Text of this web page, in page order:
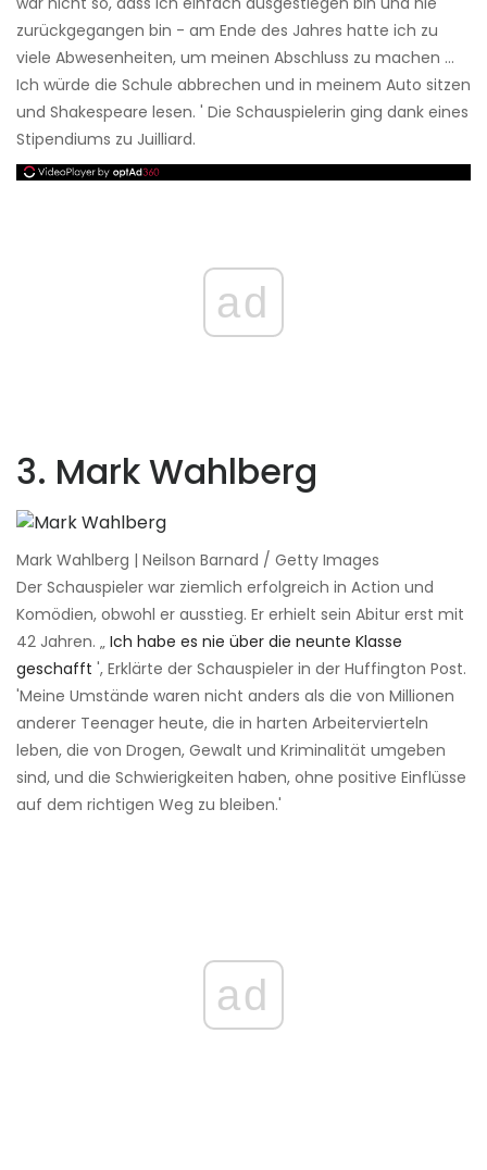
zurückgegangen bin - am Ende des Jahres hatte ich zu
viele Abwesenheiten, um meinen Abschluss zu machen ...
Ich würde die Schule abbrechen und in meinem Auto sitzen
und Shakespeare lesen. ' Die Schauspielerin ging dank eines
Stipendiums zu Juilliard.
ad
3. Mark Wahlberg
Mark Wahlberg | Neilson Barnard / Getty Images
Der Schauspieler war ziemlich erfolgreich in Action und
Komödien, obwohl er ausstieg. Er erhielt sein Abitur erst mit
42 Jahren. „ Ich habe es nie über die neunte Klasse
geschafft ', Erklärte der Schauspieler in der Huffington Post.
'Meine Umstände waren nicht anders als die von Millionen
anderer Teenager heute, die in harten Arbeitervierteln
leben, die von Drogen, Gewalt und Kriminalität umgeben
sind, und die Schwierigkeiten haben, ohne positive Einflüsse
auf dem richtigen Weg zu bleiben.'
ad